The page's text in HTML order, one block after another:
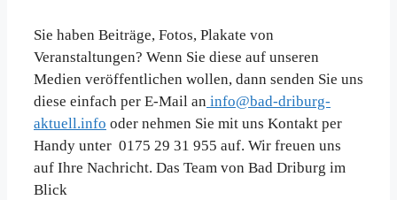
Sie haben Beiträge, Fotos, Plakate von
Veranstaltungen? Wenn Sie diese auf unseren
Medien veröffentlichen wollen, dann senden Sie uns
diese einfach per E-Mail an info@bad-driburg-
aktuell.info oder nehmen Sie mit uns Kontakt per
Handy unter 0175 29 31 955 auf. Wir freuen uns
auf Ihre Nachricht. Das Team von Bad Driburg im
Blick